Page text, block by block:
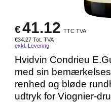
€41.12 TTC TVA
€34.27 Tot. TVA
exkl. Levering
Hvidvin Condrieu
med sin
renhed og bløde
udtryk for Viognier-